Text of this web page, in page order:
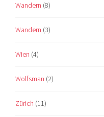
Wandern (8)
Wandern (3)
Wien (4)
Wolfsman (2)
Zürich (11)